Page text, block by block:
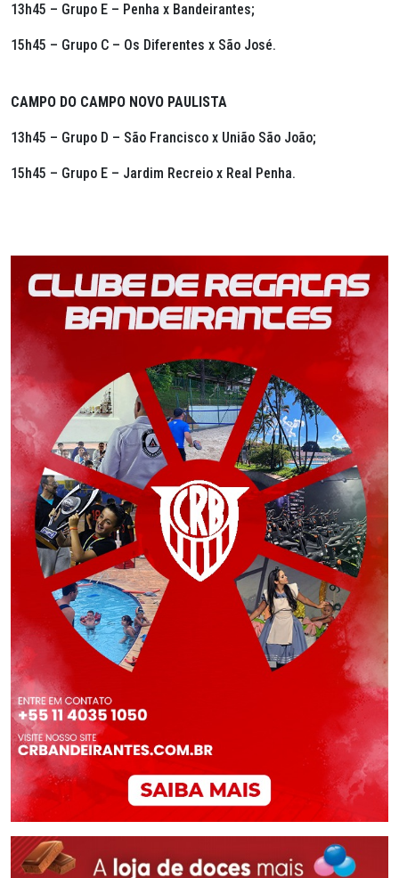
13h45 – Grupo E – Penha x Bandeirantes;
15h45 – Grupo C – Os Diferentes x São José.
CAMPO DO CAMPO NOVO PAULISTA
13h45 – Grupo D – São Francisco x União São João;
15h45 – Grupo E – Jardim Recreio x Real Penha.